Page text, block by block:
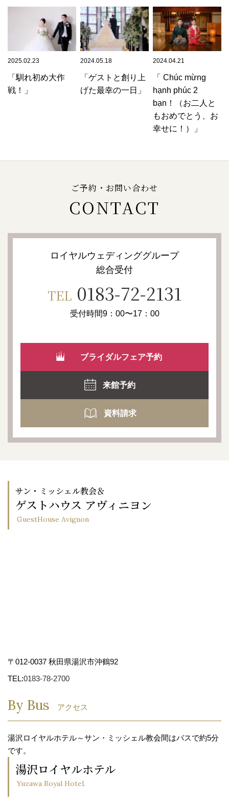
2025.02.23
「馴れ初め大作
戦！」
2024.05.18
「ゲストと創り上
げた最幸の一日」
2024.04.21
「 Chúc mừng
hạnh phúc 2
bạn！（お二人と
もおめでとう、お
幸せに！）」
ご予約・お問い合わせ
CONTACT
ロイヤルウェディンググループ
総合受付
TEL 0183-72-2131
受付時間9：00〜17：00
ブライダルフェア予約
来館予約
資料請求
サン・ミッシェル教会＆
ゲストハウス アヴィニヨン
GuestHouse Avignon
〒012-0037 秋田県湯沢市沖鶴92
TEL:0183-78-2700
By Bus アクセス
湯沢ロイヤルホテル～サン・ミッシェル教会間はバスで約5分
です。
湯沢ロイヤルホテル
Yuzawa Royal Hotel.